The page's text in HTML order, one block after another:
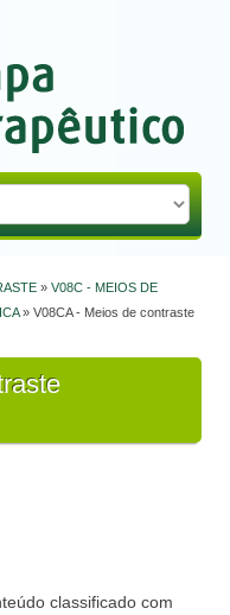
» V08C - MEIOS DE
» V08CA - Meios de contraste
classificado com